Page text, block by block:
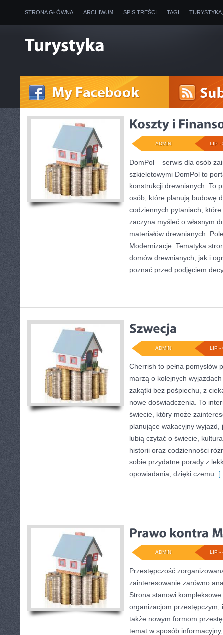
STRONA GŁÓWNA ARCHIWUM SPIS TREŚCI TAGI
LIP -
ADMIN
DomPol – serwis dla osób
szkieletowymi DomPol to
konstrukcji drewnianych. To
osób, które planują budowę
codziennych pytaniach,
zaczyna myśleć o własnym
materiałów drewnianych.
Modernizacje. Tematyka
domów drewnianych, jak i
poznać przed podjęciem
LIP -
ADMIN
Cherrish to pełna pomysłów
marzą o kolejnych
zakątki bez pośpiechu, z
nowe doświadczenia. To
świecie, który może
planujące wakacyjny
lubią czytać o świecie,
historii oraz codzienności
sobie przydatne porady z
opowiadania, dzięki czemu [
LIP -
ADMIN
Przestępczość
zainteresowanie zarówno
Strona stanowi
organizacjom przestępczym,
także nowym formom
temat w sposób